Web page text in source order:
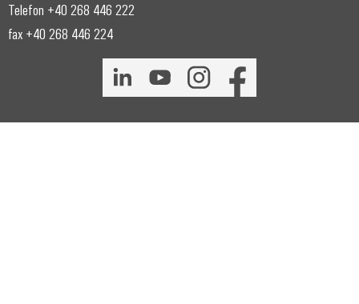
Telefon +40 268 446 222
fax +40 268 446 224